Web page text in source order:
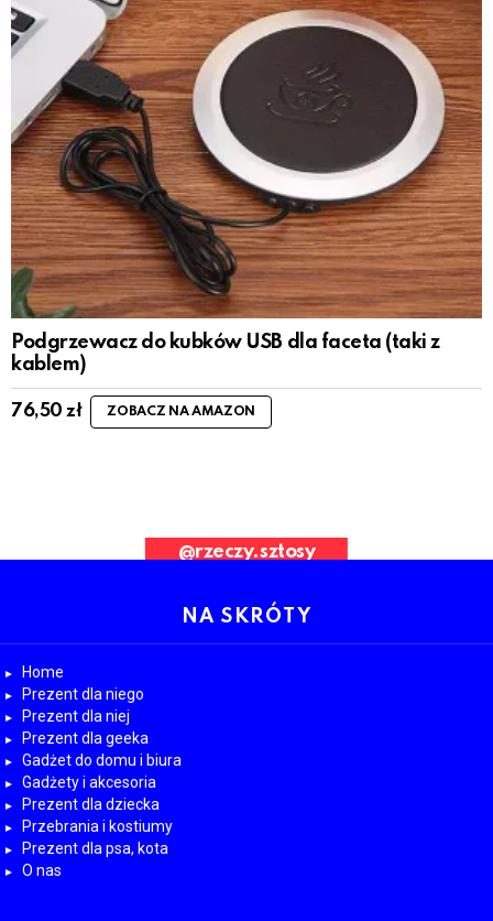
Podgrzewacz do kubków USB dla faceta (taki z
kablem)
76,50zł ZOBACZ NA AMAZON
Request. Error validating application
@rzeczy.sztosy
NA SKRÓTY
Home
Prezent dla niego
Prezent dla niej
Prezent dla geeka
Gadżet do domu i biura
Gadżety i akcesoria
Prezent dla dziecka
Przebrania i kostiumy
Prezent dla psa, kota
O nas